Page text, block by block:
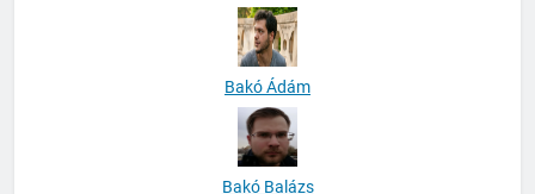
Bakó Ádám
Bakó Balázs